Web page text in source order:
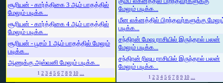
சூரியன் - கார்த்திகை 3 ஆம் பாதத்தில்
மேலும் படிக்க...
சூரியன் - கார்த்திகை 4 ஆம் பாதத்தில்
மேலும் படிக்க...
சூரியன் - பூசம் 1 ஆம் பாதத்தில் மேலும்
படிக்க...
ஆணுக்கு அஸ்வனி மேலும் படிக்க...
1 2 3 4 5 6 7 8 9 10 ...
மேலும் படிக்க...
மீன லக்னத்தில் பிறந்தவர்களுக்கு
படிக்க...
சந்திரன் மேஷ ராசியில் இருந்தால் பலன்
மேலும் படிக்க...
சந்திரன் ரிஷப ராசியில் இருந்தால் பலன்
மேலும் படிக்க...
1 2 3 4 5 6 7 8 9 10 ...